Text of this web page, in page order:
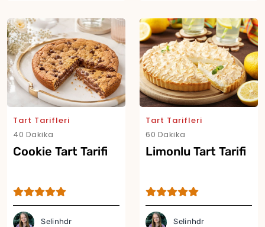
Tart Tarifleri
40 Dakika
Cookie Tart Tarifi
Selinhdr
Tart Tarifleri
60 Dakika
Limonlu Tart Tarifi
Selinhdr